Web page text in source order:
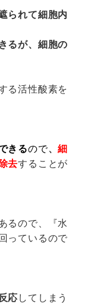
られて細胞内
るが、細胞の
る活性酸素を
きるので、細
去することが
るので、『水
っているので
応 してしまう